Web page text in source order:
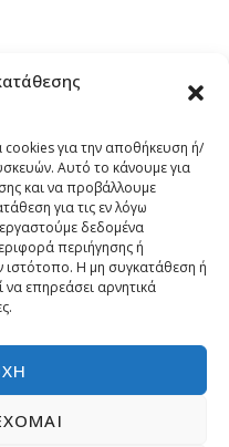
cookies για την αποθήκευση ή/
Αυτό το κάνουμε για
και να προβάλλουμε
για τις εν λόγω
δεδομένα
περιήγησης ή
ιστότοπο. Η μη συγκατάθεση ή
επηρεάσει αρνητικά